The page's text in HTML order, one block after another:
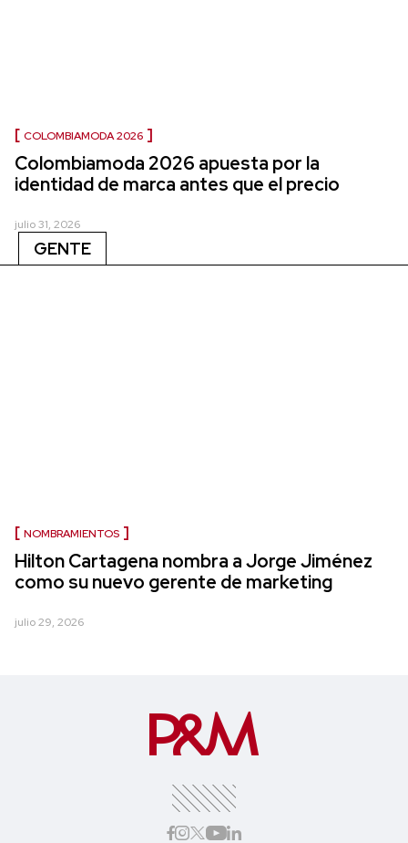
COLOMBIAMODA 2026
Colombiamoda 2026 apuesta por la
identidad de marca antes que el precio
julio 31, 2026
GENTE
NOMBRAMIENTOS
Hilton Cartagena nombra a Jorge Jiménez
como su nuevo gerente de marketing
julio 29, 2026